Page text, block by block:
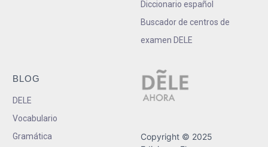
Diccionario español
Buscador de centros de
examen DELE
BLOG
DELE
Vocabulario
Gramática
Copyright © 2025